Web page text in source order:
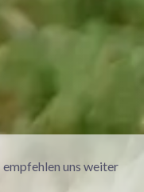
empfehlen uns weiter